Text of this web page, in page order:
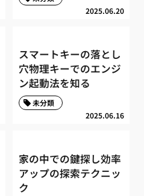
2025.06.20
スマートキーの落とし
穴物理キーでのエンジ
ン起動法を知る
2025.06.16
未分類
家の中での鍵探し効率
アップの探索テクニッ
ク